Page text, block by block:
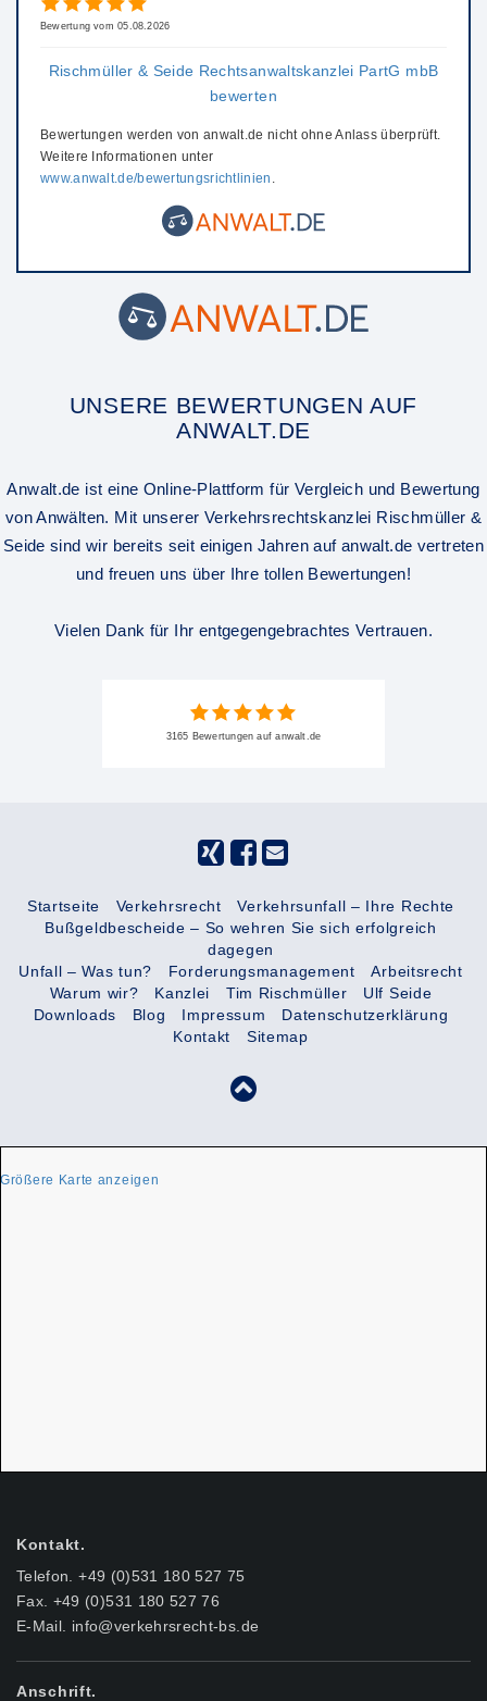
Bewertung vom 05.08.2026
Rischmüller & Seide Rechtsanwaltskanzlei PartG mbB
bewerten
Bewertungen werden von anwalt.de nicht ohne Anlass überprüft.
Weitere Informationen unter
www.anwalt.de/bewertungsrichtlinien
UNSERE BEWERTUNGEN AUF
ANWALT.DE
Anwalt.de ist eine Online-Plattform für Vergleich und Bewertung
von Anwälten. Mit unserer Verkehrsrechtskanzlei Rischmüller &
Seide sind wir bereits seit einigen Jahren auf anwalt.de vertreten
und freuen uns über Ihre tollen Bewertungen!
Vielen Dank für Ihr entgegengebrachtes Vertrauen.
3165 Bewertungen auf anwalt.de
Startseite Verkehrsrecht
Verkehrsunfall – Ihre Rechte
Bußgeldbescheide – So wehren Sie sich erfolgreich
dagegen
Unfall – Was tun?
Forderungsmanagement
Arbeitsrecht
Warum wir?
Kanzlei Tim Rischmüller
Ulf Seide
Downloads
Blog Impressum
Datenschutzerklärung
Kontakt
Sitemap
Größere Karte anzeigen
Kontakt.
Telefon. +49 (0)531 180 527 75
Fax. +49 (0)531 180 527 76
E-Mail. info@verkehrsrecht-bs.de
Anschrift.